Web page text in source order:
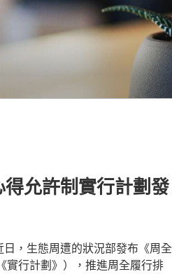
允許制實行計劃發
，生態周遭的狀況部發布《周全
實行計劃》），推進周全履行排